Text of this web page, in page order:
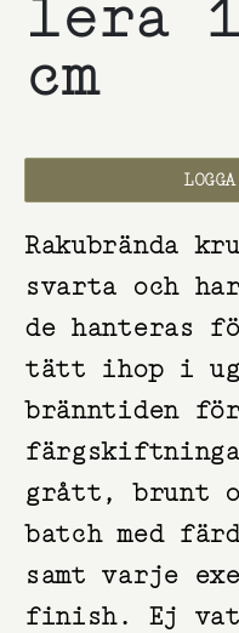
lera
cm
Rakubrända
svarta och
de hanteras
tätt ihop i
bränntiden
grått, brunt
batch med
samt varje
finish. Ej